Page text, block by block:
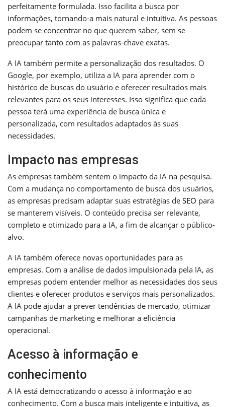
perfeitamente formulada. Isso facilita a busca por
informações, tornando-a mais natural e intuitiva. As pessoas
podem se concentrar no que querem saber, sem se
preocupar tanto com as palavras-chave exatas.
A IA também permite a personalização dos resultados. O
Google, por exemplo, utiliza a IA para aprender com o
histórico de buscas do usuário e oferecer resultados mais
relevantes para os seus interesses. Isso significa que cada
pessoa terá uma experiência de busca única e
personalizada, com resultados adaptados às suas
necessidades.
Impacto nas empresas
As empresas também sentem o impacto da IA na pesquisa.
Com a mudança no comportamento de busca dos usuários,
as empresas precisam adaptar suas estratégias de SEO para
se manterem visíveis. O conteúdo precisa ser relevante,
completo e otimizado para a IA, a fim de alcançar o público-
alvo.
A IA também oferece novas oportunidades para as
empresas. Com a análise de dados impulsionada pela IA, as
empresas podem entender melhor as necessidades dos seus
clientes e oferecer produtos e serviços mais personalizados.
A IA pode ajudar a prever tendências de mercado, otimizar
campanhas de marketing e melhorar a eficiência
operacional.
Acesso à informação e
conhecimento
A IA está democratizando o acesso à informação e ao
conhecimento. Com a busca mais inteligente e intuitiva, as